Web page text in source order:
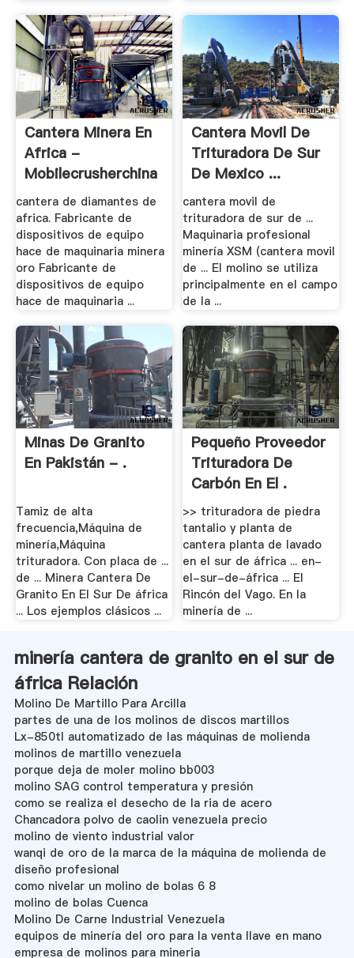
Cantera Minera En
Africa -
Mobilecrusherchina
cantera de diamantes de
africa. Fabricante de
dispositivos de equipo
hace de maquinaria minera
oro Fabricante de
dispositivos de equipo
hace de maquinaria ...
Cantera Movil De
Trituradora De Sur
De Mexico ...
cantera movil de
trituradora de sur de ...
Maquinaria profesional
minería XSM (cantera movil
de ... El molino se utiliza
principalmente en el campo
de la ...
Minas De Granito
En Pakistán - .
Tamiz de alta
frecuencia,Máquina de
minería,Máquina
trituradora. Con placa de ...
de ... Minera Cantera De
Granito En El Sur De áfrica
... Los ejemplos clásicos ...
Pequeño Proveedor
Trituradora De
Carbón En El .
>> trituradora de piedra
tantalio y planta de
cantera planta de lavado
en el sur de áfrica ... en-
el-sur-de-áfrica ... El
Rincón del Vago. En la
minería de ...
minería cantera de granito en el sur de
áfrica Relación
Molino De Martillo Para Arcilla
partes de una de los molinos de discos martillos
Lx-850tl automatizado de las máquinas de molienda
molinos de martillo venezuela
porque deja de moler molino bb003
molino SAG control temperatura y presión
como se realiza el desecho de la ria de acero
Chancadora polvo de caolin venezuela precio
molino de viento industrial valor
wanqi de oro de la marca de la máquina de molienda de
diseño profesional
como nivelar un molino de bolas 6 8
molino de bolas Cuenca
Molino De Carne Industrial Venezuela
equipos de minería del oro para la venta llave en mano
empresa de molinos para mineria